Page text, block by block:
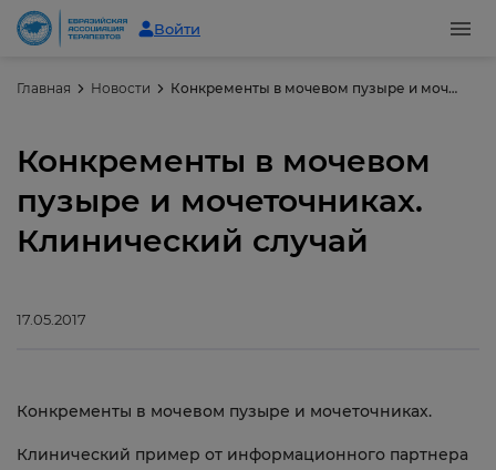
Войти
Главная Новости Конкременты в мочевом пузыре и мочеточниках. Клинический случай
Конкременты в мочевом
пузыре и мочеточниках.
Клинический случай
17.05.2017
Конкременты в мочевом пузыре и мочеточниках.
Клинический пример от информационного партнера